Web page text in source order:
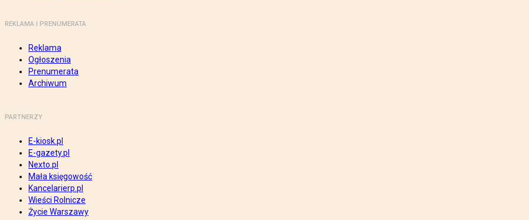
REKLAMA I PRENUMERATA
Reklama
Ogłoszenia
Prenumerata
Archiwum
PARTNERZY
E-kiosk.pl
E-gazety.pl
Nexto.pl
Mała księgowość
Kancelarierp.pl
Wieści Rolnicze
Życie Warszawy